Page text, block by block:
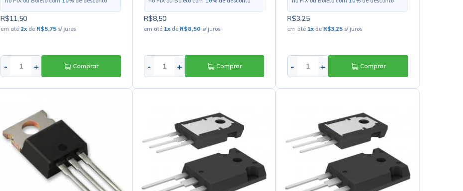
R$11,50
em até 2xde R$5,75s/ juros
- + Comprar
R$8,50
em até 1xde R$8,50 s/ juros
- + Comprar
R$3,25
em até 1x de R$3,25 s/ juros
- + Comprar